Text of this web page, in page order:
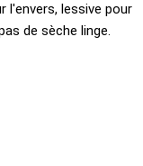
l'envers, lessive pour
de sèche linge.